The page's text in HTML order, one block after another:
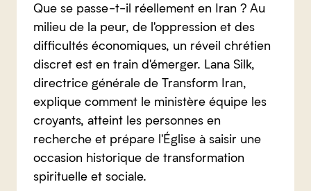
Que se passe-t-il réellement en Iran ? Au
milieu de la peur, de l'oppression et des
difficultés économiques, un réveil chrétien
discret est en train d'émerger. Lana Silk,
directrice générale de Transform Iran,
explique comment le ministère équipe les
croyants, atteint les personnes en
recherche et prépare l'Église à saisir une
occasion historique de transformation
spirituelle et sociale.